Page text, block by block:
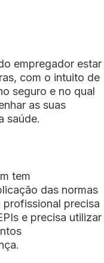
empregador estar
com o intuito de
seguro e no qual
as suas
saúde.
tem
das normas
profissional precisa
e precisa utilizar